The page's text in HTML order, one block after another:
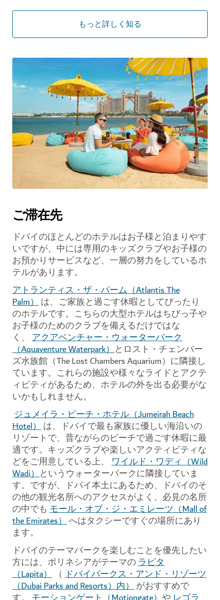
もっと詳しく知る
ご滞在先
ドバイのほとんどのホテルはお子様と泊まりやす
いですが、中には専用のキッズクラブやお子様の
お預かりサービスなど、一層の努力をしているホ
テルがあります。
アトランティス・ザ・パーム（Atlantis The
Palm）は、ご家族と過ごす休暇としてぴったり
のホテルです。こちらの大型ホテルはちびっ子や
お子様のためのクラブを備えるだけではな
く、 アクアベンチャー・ウォーターパーク
（Aquaventure Waterpark）とロスト・チェンバー
ズ水族館（The Lost Chambers Aquarium）に隣接し
ています。これらの施設や様々なライドとアクテ
ィビティがあるため、ホテルの外を出る必要がな
いかもしれません。
ジュメイラ・ビーチ・ホテル（Jumeirah Beach
Hotel）は、ドバイで最も家族に優しい海沿いの
リゾートで、昔ながらのビーチで過ごす休暇に最
適です。キッズクラブや楽しいアクティビティな
どをご用意している上、 ワイルド・ワディ（Wild
Wadi）というウォーターパークに隣接していま
す。ですが、ドバイ本土にあるため、ドバイのそ
の他の観光名所へのアクセスがよく、必見の名所
の中でも モール・オブ・ジ・エミレーツ（Mall of
the Emirates）へはタクシーですぐの場所にあり
ます。
ドバイのテーマパークを楽しむことを優先したい
方には、ポリネシアがテーマのラピタ
（Lapita） （ ドバイパークス・アンド・リゾーツ
（Dubai Parks and Resorts）内）がおすすめで